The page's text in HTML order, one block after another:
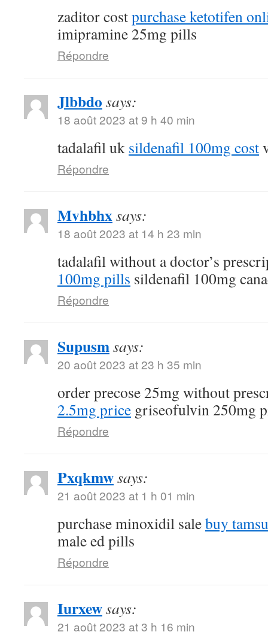
zaditor costpurchase ketotifen
imipramine 25mg pills
Répondre
Jlbbdo says:
18 août 2023 at 9 h 40 min
tadalafil uk sildenafil 100mg cost
Répondre
Mvhbhxsays:
18 août 2023 at 14 h 23 min
tadalafil without a doctor’s
100mg pills sildenafil 100mg
Répondre
Supusmsays:
20 août 2023 at 23 h 35 min
order precose 25mg without
2.5mg price griseofulvin 250mg
Répondre
Pxqkmwsays:
21 août 2023 at 1 h 01 min
purchase minoxidil salebuy
male ed pills
Répondre
Iurxewsays:
21 août 2023 at 3 h 16 min